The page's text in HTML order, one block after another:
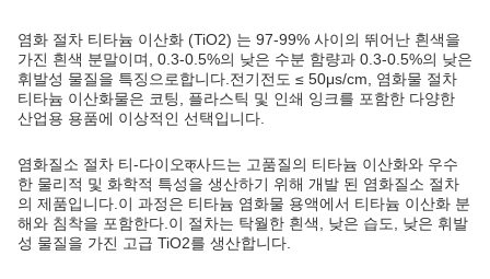
염화 절차 티타늄 이산화 (TiO2) 는 97-99% 사이의 뛰어난 흰색을
가진 흰색 분말이며, 0.3-0.5%의 낮은 수분 함량과 0.3-0.5%의 낮은
휘발성 물질을 특징으로합니다.전기전도 ≤ 50μs/cm, 염화물 절차
티타늄 이산화물은 코팅, 플라스틱 및 인쇄 잉크를 포함한 다양한
산업용 용품에 이상적인 선택입니다.
염화질소 절차 티-다이오क्사드는 고품질의 티타늄 이산화와 우수
한 물리적 및 화학적 특성을 생산하기 위해 개발 된 염화질소 절차
의 제품입니다.이 과정은 티타늄 염화물 용액에서 티타늄 이산화 분
해와 침착을 포함한다.이 절차는 탁월한 흰색, 낮은 습도, 낮은 휘발
성 물질을 가진 고급 TiO2를 생산합니다.